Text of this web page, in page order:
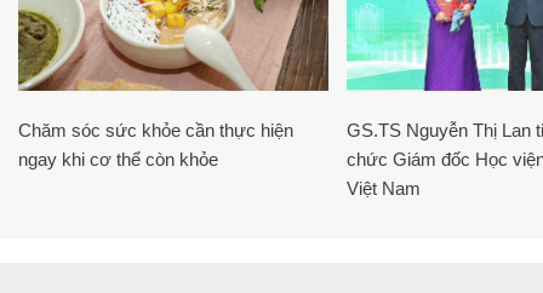
Chăm sóc sức khỏe cần thực hiện
ngay khi cơ thể còn khỏe
GS.TS Nguyễn Thị Lan
chức Giám đốc Học
Việt Nam